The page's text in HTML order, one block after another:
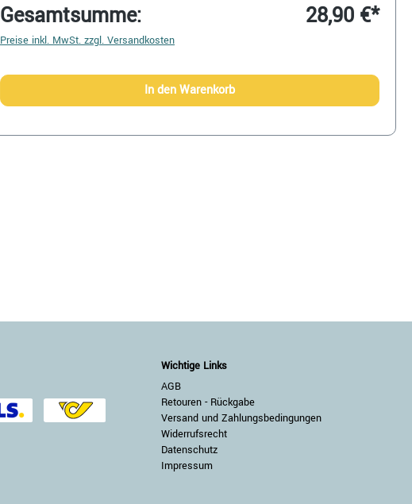
Gesamtsumme: 28,90 €*
Preise inkl. MwSt. zzgl. Versandkosten
In den Warenkorb
Wichtige Links
AGB
Retouren - Rückgabe
Versand und Zahlungsbedingungen
Widerrufsrecht
Datenschutz
Impressum